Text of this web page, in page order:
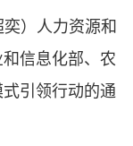
）人力资源和
信息化部、农
引领行动的通